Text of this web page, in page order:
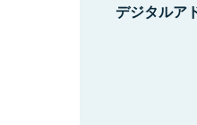
デジタルア